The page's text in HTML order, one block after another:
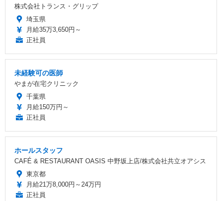
株式会社トランス・グリップ
埼玉県
月給35万3,650円～
正社員
未経験可の医師
やまが在宅クリニック
千葉県
月給150万円～
正社員
ホールスタッフ
CAFÉ & RESTAURANT OASIS 中野坂上店/株式会社共立オアシス
東京都
月給21万8,000円～24万円
正社員